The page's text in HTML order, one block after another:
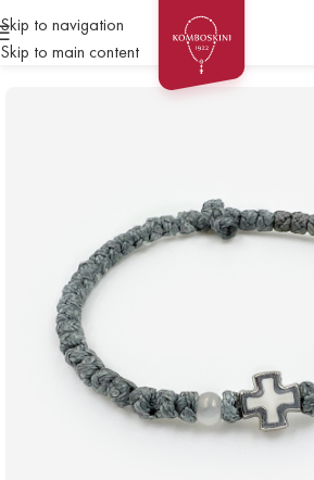
Skip to navigation
Skip to main content